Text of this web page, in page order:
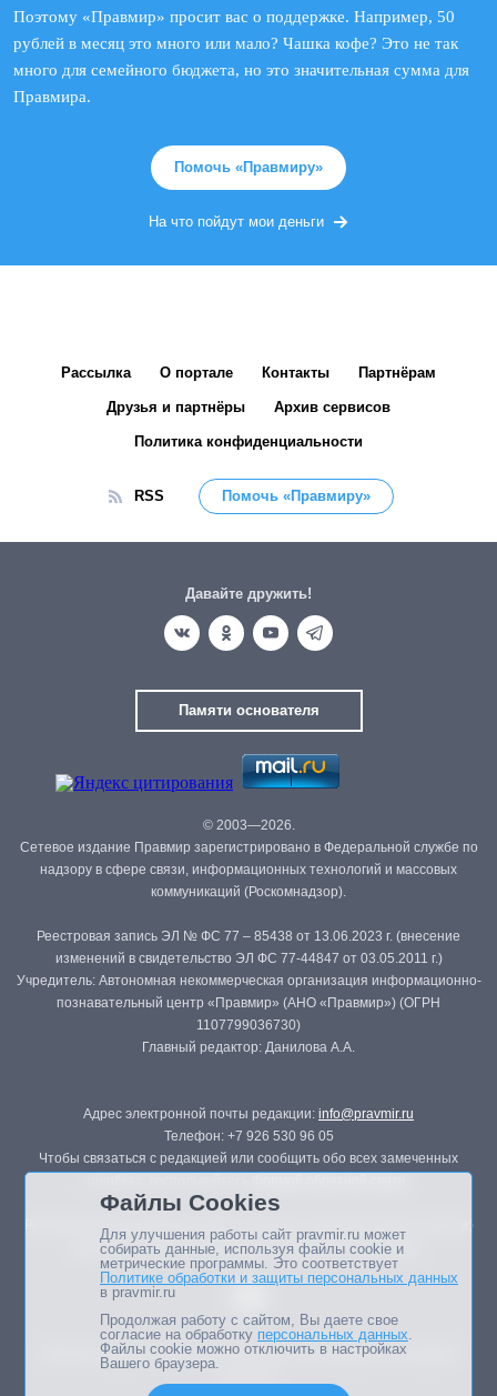
Поэтому «Правмир» просит вас о поддержке. Например, 50
рублей в месяц это много или мало? Чашка кофе? Это не так
много для семейного бюджета, но это значительная сумма для
Правмира.
Помочь «Правмиру»
На что пойдут мои деньги
Рассылка О портале Контакты Партнёрам
Друзья и партнёры Архив сервисов
Политика конфиденциальности
RSS Помочь «Правмиру»
Давайте дружить!
Памяти основателя
© 2003—2026.
Сетевое издание Правмир зарегистрировано в Федеральной службе по
надзору в сфере связи, информационных технологий и массовых
коммуникаций (Роскомнадзор).
Реестровая запись ЭЛ № ФС 77 – 85438 от 13.06.2023 г. (внесение
изменений в свидетельство ЭЛ ФС 77-44847 от 03.05.2011 г.)
Учредитель: Автономная некоммерческая организация информационно-
познавательный центр «Правмир» (АНО «Правмир») (ОГРН
1107799036730)
Главный редактор: Данилова А.А.
Адрес электронной почты редакции: info@pravmir.ru
Телефон: +7 926 530 96 05
Чтобы связаться с редакцией или сообщить обо всех замеченных
Републикация материалов сайта в печатных изданиях (книгах, прессе)
возможна только с письменного разрешения редакции.
Мнение авторов статей портала может не совпадать с позицией
Файлы Cookies
Для улучшения работы сайт pravmir.ru может
собирать данные, используя файлы cookie и
метрические программы. Это соответствует
Политике обработки и защиты персональных данных
в pravmir.ru
Продолжая работу с сайтом, Вы даете свое
согласие на обработку персональных данных.
Файлы cookie можно отключить в настройках
Вашего браузера.